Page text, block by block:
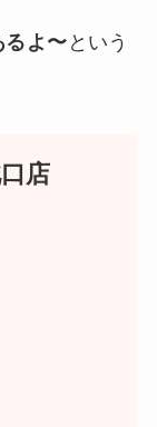
るよ〜 という
店